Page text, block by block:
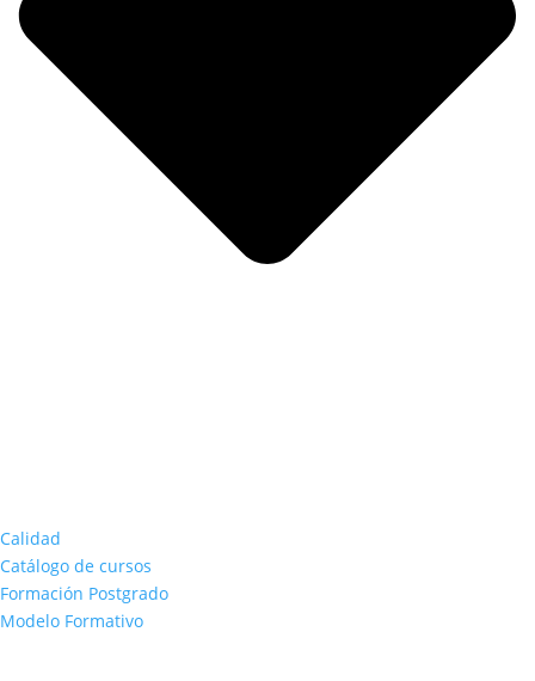
Calidad
Catálogo de cursos
Formación Postgrado
Modelo Formativo